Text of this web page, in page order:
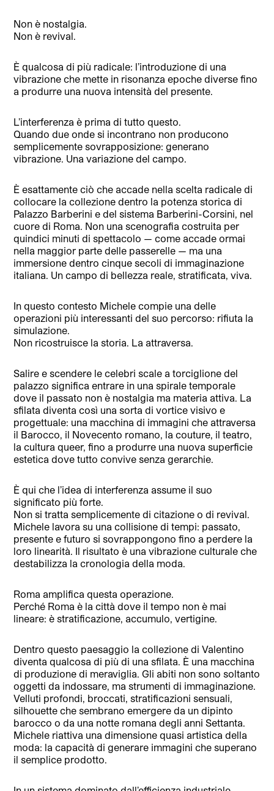
Non è nostalgia.
Non è revival.
È qualcosa di più radicale: l’introduzione di una
vibrazione che mette in risonanza epoche diverse fino
a produrre una nuova intensità del presente.
L’interferenza è prima di tutto questo.
Quando due onde si incontrano non producono
semplicemente sovrapposizione: generano
vibrazione. Una variazione del campo.
È esattamente ciò che accade nella scelta radicale di
collocare la collezione dentro la potenza storica di
Palazzo Barberini e del sistema Barberini-Corsini, nel
cuore di Roma. Non una scenografia costruita per
quindici minuti di spettacolo — come accade ormai
nella maggior parte delle passerelle — ma una
immersione dentro cinque secoli di immaginazione
italiana. Un campo di bellezza reale, stratificata, viva.
In questo contesto Michele compie una delle
operazioni più interessanti del suo percorso: rifiuta la
simulazione.
Non ricostruisce la storia. La attraversa.
Salire e scendere le celebri scale a torciglione del
palazzo significa entrare in una spirale temporale
dove il passato non è nostalgia ma materia attiva. La
sfilata diventa così una sorta di vortice visivo e
progettuale: una macchina di immagini che attraversa
il Barocco, il Novecento romano, la couture, il teatro,
la cultura queer, fino a produrre una nuova superficie
estetica dove tutto convive senza gerarchie.
È qui che l’idea di interferenza assume il suo
significato più forte.
Non si tratta semplicemente di citazione o di revival.
Michele lavora su una collisione di tempi: passato,
presente e futuro si sovrappongono fino a perdere la
loro linearità. Il risultato è una vibrazione culturale che
destabilizza la cronologia della moda.
Roma amplifica questa operazione.
Perché Roma è la città dove il tempo non è mai
lineare: è stratificazione, accumulo, vertigine.
Dentro questo paesaggio la collezione di Valentino
diventa qualcosa di più di una sfilata. È una macchina
di produzione di meraviglia. Gli abiti non sono soltanto
oggetti da indossare, ma strumenti di immaginazione.
Velluti profondi, broccati, stratificazioni sensuali,
silhouette che sembrano emergere da un dipinto
barocco o da una notte romana degli anni Settanta.
Michele riattiva una dimensione quasi artistica della
moda: la capacità di generare immagini che superano
il semplice prodotto.